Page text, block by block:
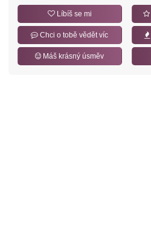
Líbíš se mi
Chci o tobě vědět víc
Máš krásný úsměv